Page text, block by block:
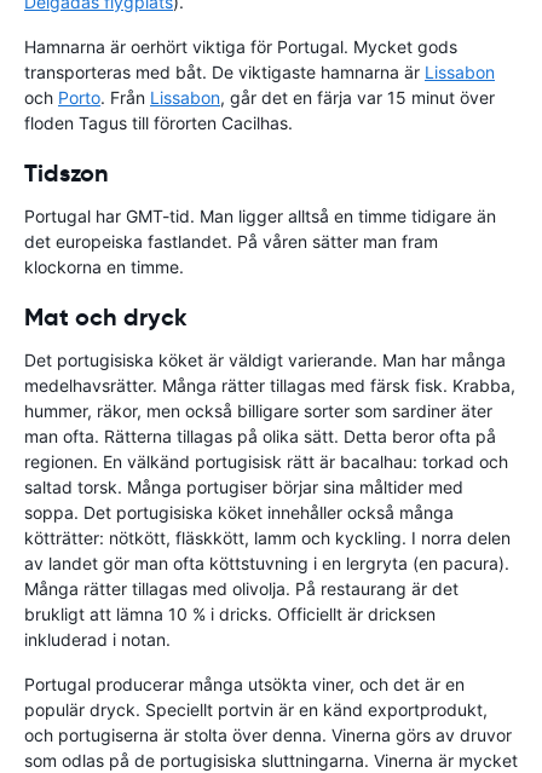
Hamnarna är oerhört viktiga för Portugal. Mycket gods
transporteras med båt. De viktigaste hamnarna är Lissabon
och Porto. Från Lissabon, går det en färja var 15 minut över
floden Tagus till förorten Cacilhas.
Tidszon
Portugal har GMT-tid. Man ligger alltså en timme tidigare än
det europeiska fastlandet. På våren sätter man fram
klockorna en timme.
Mat och dryck
Det portugisiska köket är väldigt varierande. Man har många
medelhavsrätter. Många rätter tillagas med färsk fisk. Krabba,
hummer, räkor, men också billigare sorter som sardiner äter
man ofta. Rätterna tillagas på olika sätt. Detta beror ofta på
regionen. En välkänd portugisisk rätt är bacalhau: torkad och
saltad torsk. Många portugiser börjar sina måltider med
soppa. Det portugisiska köket innehåller också många
kötträtter: nötkött, fläskkött, lamm och kyckling. I norra delen
av landet gör man ofta köttstuvning i en lergryta (en pacura).
Många rätter tillagas med olivolja. På restaurang är det
brukligt att lämna 10 % i dricks. Officiellt är dricksen
inkluderad i notan.
Portugal producerar många utsökta viner, och det är en
populär dryck. Speciellt portvin är en känd exportprodukt,
och portugiserna är stolta över denna. Vinerna görs av druvor
som odlas på de portugisiska sluttningarna. Vinerna är mycket